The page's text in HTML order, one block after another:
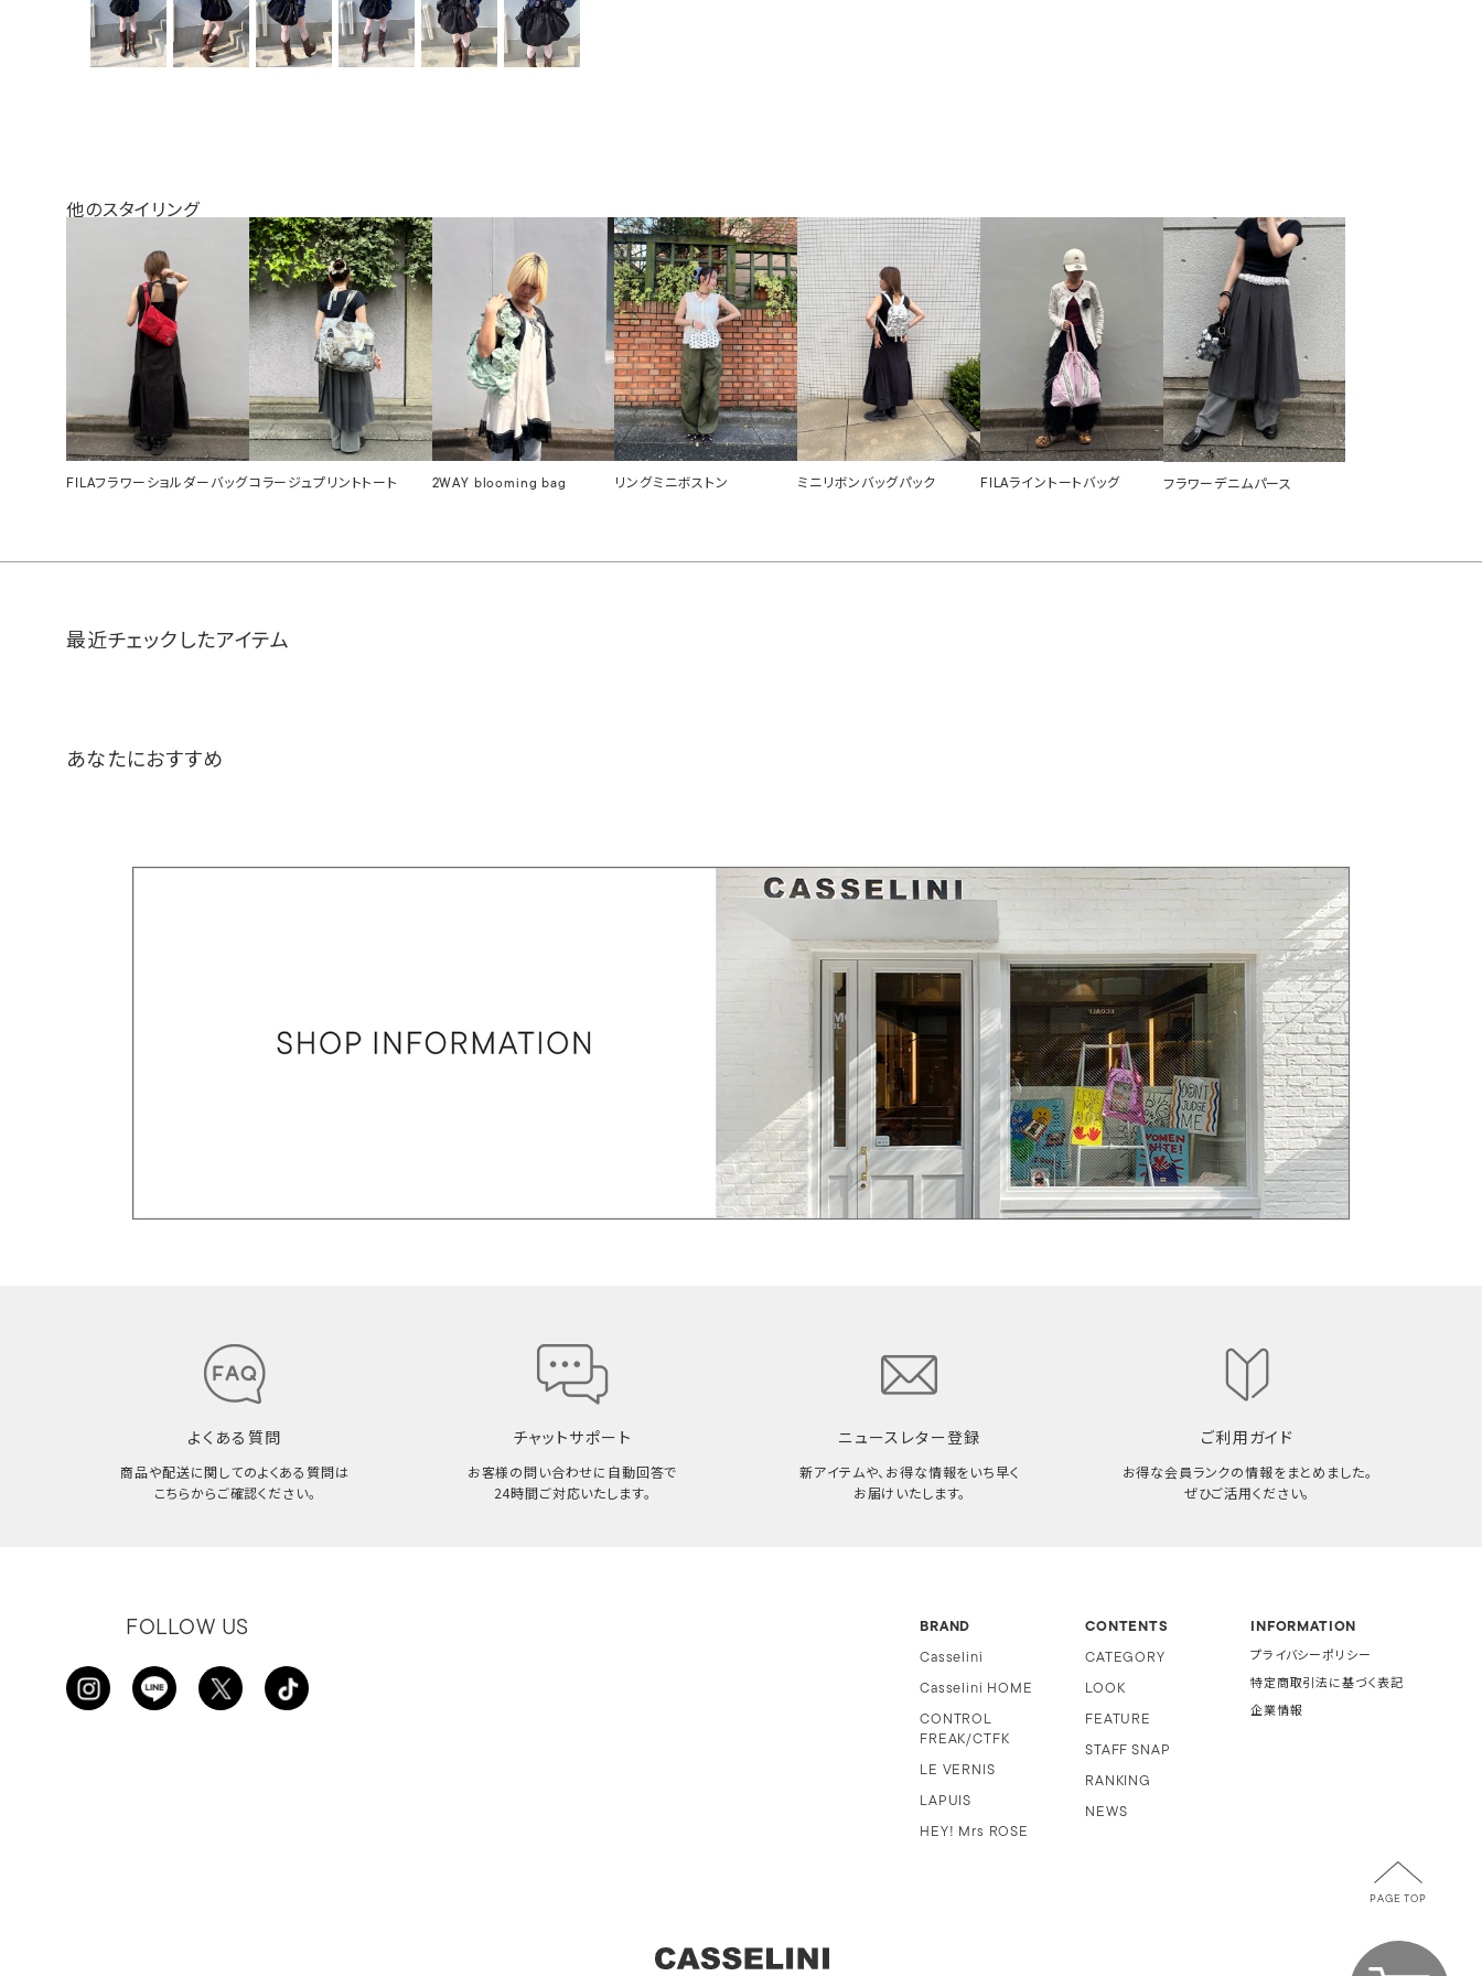
他のスタイリング
FILAフラワーショルダーバッグ コラージュプリントトート 2WAY blooming bag リングミニボストン ミニリボンバッグパック FILAライントートバッグ フラワーデニムパース
最近チェックしたアイテム
あなたにおすすめ
よくある質問
商品や配送に関してのよくある質問は
こちらからご確認ください。
チャットサポート
お客様の問い合わせに自動回答で
24時間ご対応いたします。
ニュースレター登録
新アイテムや、お得な情報をいち早く
お届けいたします。
ご利用ガイド
お得な会員ランクの情報をまとめました。
ぜひご活用ください。
FOLLOW US BRAND
Casselini
Casselini HOME
CONTROL
FREAK/CTFK
LE VERNIS
LAPUIS
HEY! Mrs ROSE
CONTENTS
CATEGORY
LOOK
FEATURE
STAFF SNAP
RANKING
NEWS
INFORMATION
プライバシーポリシー
特定商取引法に基づく表記
企業情報
PAGE TOP